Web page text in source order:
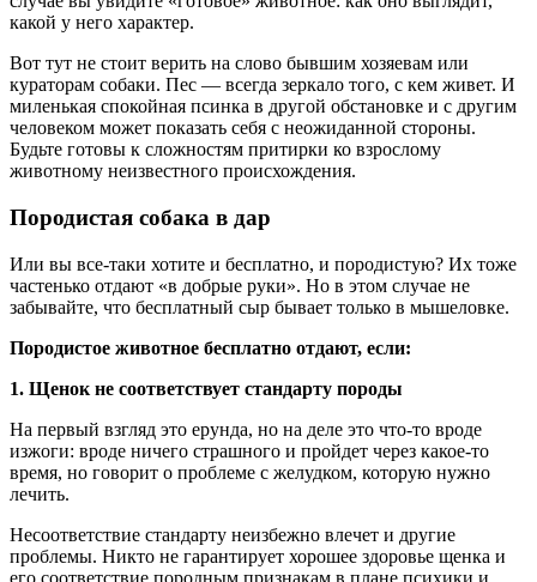
какой у него характер.
Вот тут не стоит верить на слово бывшим хозяевам или
кураторам собаки. Пес — всегда зеркало того, с кем живет. И
миленькая спокойная псинка в другой обстановке и с другим
человеком может показать себя с неожиданной стороны.
Будьте готовы к сложностям притирки ко взрослому
животному неизвестного происхождения.
Породистая собака в дар
Или вы все-таки хотите и бесплатно, и породистую? Их тоже
частенько отдают «в добрые руки». Но в этом случае не
забывайте, что бесплатный сыр бывает только в мышеловке.
Породистое животное бесплатно отдают, если:
1. Щенок не соответствует стандарту породы
На первый взгляд это ерунда, но на деле это что-то вроде
изжоги: вроде ничего страшного и пройдет через какое-то
время, но говорит о проблеме с желудком, которую нужно
лечить.
Несоответствие стандарту неизбежно влечет и другие
проблемы. Никто не гарантирует хорошее здоровье щенка и
его соответствие породным признакам в плане психики и